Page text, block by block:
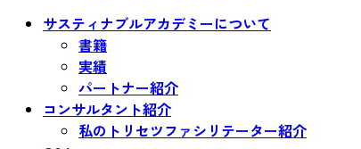
サスティナブルアカデミーについて
書籍
実績
パートナー紹介
コンサルタント紹介
私のトリセツファシリテーター紹介